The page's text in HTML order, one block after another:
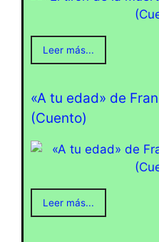
Leer más...
«A tu edad» de
(Cuento)
Leer más...